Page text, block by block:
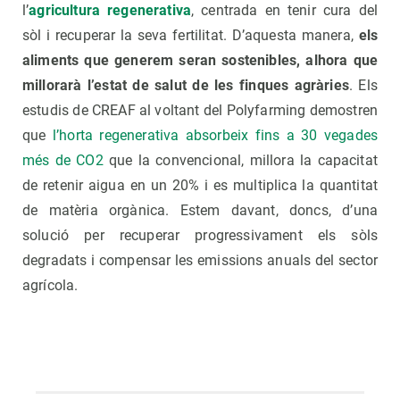
l’agricultura regenerativa, centrada en tenir cura del
sòl i recuperar la seva fertilitat. D’aquesta manera, els
aliments que generem seran sostenibles, alhora que
millorarà l’estat de salut de les finques agràries. Els
estudis de CREAF al voltant del Polyfarming demostren
que l’horta regenerativa absorbeix fins a 30 vegades
més de CO2 que la convencional, millora la capacitat
de retenir aigua en un 20% i es multiplica la quantitat
de matèria orgànica. Estem davant, doncs, d’una
solució per recuperar progressivament els sòls
degradats i compensar les emissions anuals del sector
agrícola.